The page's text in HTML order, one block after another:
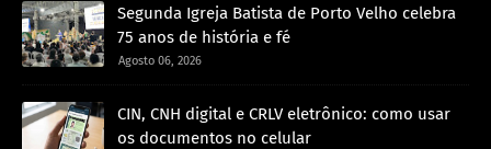
Segunda Igreja Batista de Porto Velho celebra
75 anos de história e fé
Agosto 06, 2026
CIN, CNH digital e CRLV eletrônico: como usar
os documentos no celular